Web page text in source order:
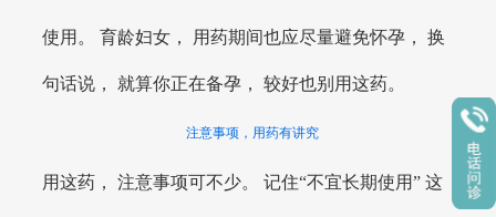
使用。 育龄妇女， 用药期间也应尽量避免怀孕， 换
句话说， 就算你正在备孕， 较好也别用这药。
注意事项，用药有讲究
用这药， 注意事项可不少。 记住“不宜长期使用” 这